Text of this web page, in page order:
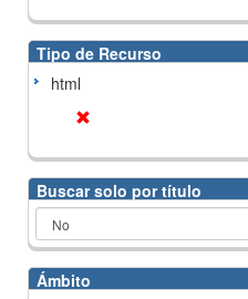
Tipo de Recurso
html
Buscar solo por título
Ámbito